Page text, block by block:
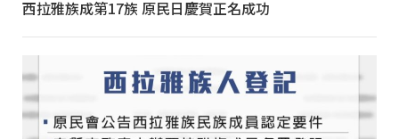
西拉雅族成第17族 原民日慶賀正名成功